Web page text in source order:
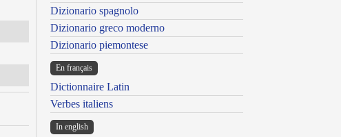
Dizionario spagnolo
Dizionario greco moderno
Dizionario piemontese
En français
Dictionnaire Latin
Verbes italiens
In english